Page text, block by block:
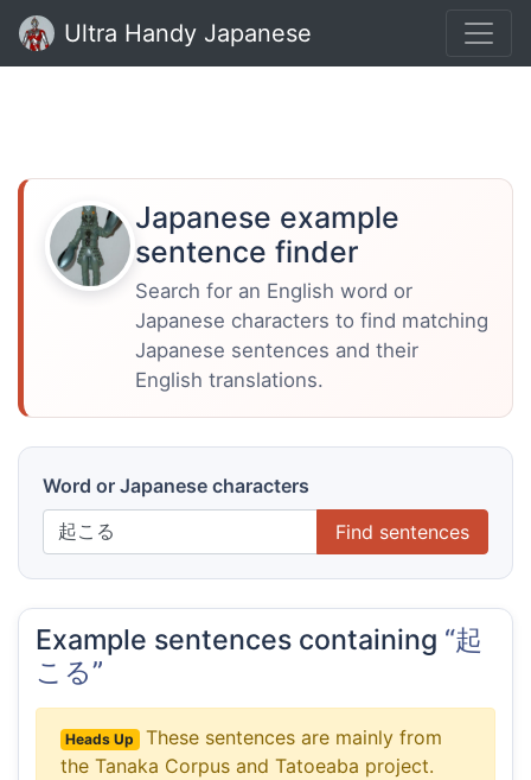
Ultra Handy Japanese
Japanese example
sentence finder
Search for an English word or
Japanese characters to find matching
Japanese sentences and their
English translations.
Word or Japanese characters
Find sentences
Example sentences containing “起
こる”
Heads Up
These sentences are mainly from
the Tanaka Corpus and Tatoeaba project.